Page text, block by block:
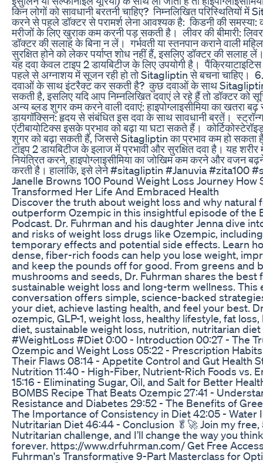
किन लोगों को सावधानी बरतनी चाहिए? ‎ ‎निम्नलिखित परिस्थितियों
करने से पहले डॉक्टर से परामर्श लेना आवश्यक है: ‎ ‎किडनी की समस्या:
मरीजों के लिए खुराक कम करनी पड़ सकती है। ‎ ‎लीवर की बीमारी:
डॉक्टर की सलाह के बिना न लें। ‎ ‎गर्भवती या स्तनपान कराने वाली
सुरक्षित होने को लेकर पर्याप्त शोध नहीं हैं, इसलिए डॉक्टर की सलाह
यह दवा केवल टाइप 2 डायबिटीज के लिए उपयोगी है। ‎ ‎पैंक्रियाटाइटिस
पहले से अग्नाशय में सूजन रही हो तो Sitagliptin से बचना चाहिए।
दवाओं के साथ इंटरैक्ट कर सकती है? ‎ ‎कुछ दवाओं के साथ Sitagliptin
सकती है, इसलिए यदि आप निम्नलिखित दवाएं ले रहे हैं तो डॉक्टर को
अन्य ब्लड शुगर कम करने वाली दवाएं: हाइपोग्लाइसीमिया का खतरा
‎डायगॉक्सिन: हृदय से संबंधित इस दवा के साथ सावधानी बरतें।
एंटीबायोटिक्स इसके प्रभाव को बढ़ा या घटा सकते हैं।
शुगर को बढ़ा सकती हैं, जिससे Sitagliptin का प्रभाव कम हो
टाइप 2 डायबिटीज के इलाज में प्रभावी और सुरक्षित दवा है। यह
नियंत्रित करने, हाइपोग्लाइसीमिया का जोखिम कम करने और वजन
करती है। हालांकि, इसे लेने #sitagliptin #Januvia #zita100
Janelle Browns 100 Pound Weight Loss Journey How
Transformed Her Life And Embraced Health
Discover the truth about weight loss and why natural
outperform Ozempic in this insightful episode of the
Podcast. Dr. Fuhrman and his daughter Jenna dive
and risks of weight loss drugs like Ozempic,
temporary effects and potential side effects. Learn
dense, fiber-rich foods can help you lose weight,
and keep the pounds off for good. From greens and
mushrooms and seeds, Dr. Fuhrman shares the best
sustainable weight loss and long-term wellness. This
conversation offers simple, science-backed
your diet, achieve lasting health, and feel your best.
ozempic, GLP-1, weight loss, healthy lifestyle, fat
diet, sustainable weight loss, nutrition, nutritarian
#WeightLoss #Diet 0:00 - Introduction 00:27 - The
Ozempic and Weight Loss 05:22 - Prescription
Their Flaws 08:14 - Appetite Control and Gut Health
Nutrition 11:40 - High-Fiber, Nutrient-Rich Foods vs.
15:16 - Eliminating Sugar, Oil, and Salt for Better
BOMBS Recipe That Beats Ozempic 27:41 -
Resistance and Diabetes 29:52 - The Benefits of
The Importance of Consistency in Diet 42:05 - Water
Nutritarian Diet 46:44 - Conclusion 🥬🚀 Join my free,
Nutritarian challenge, and I’ll change the way you
forever. https://www.drfuhrman.com/ Get Free
Fuhrman's Transformative 9-Part Masterclass for